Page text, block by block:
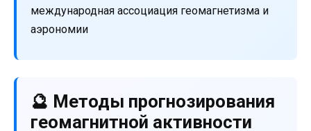
международная ассоциация геомагнетизма и
аэрономии
🔮 Методы прогнозирования
геомагнитной активности